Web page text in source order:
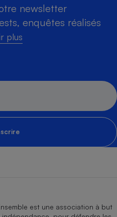
newsletter
enquêtes réalisés
plus
est une association à but